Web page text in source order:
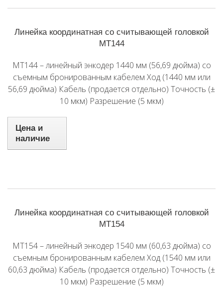
Линейка координатная со считывающей головкой
MT144
MT144 – линейный энкодер 1440 мм (56,69 дюйма) со
съемным бронированным кабелем Ход (1440 мм или
56,69 дюйма) Кабель (продается отдельно) Точность (±
10 мкм) Разрешение (5 мкм)
Цена и
наличие
Линейка координатная со считывающей головкой
MT154
MT154 – линейный энкодер 1540 мм (60,63 дюйма) со
съемным бронированным кабелем Ход (1540 мм или
60,63 дюйма) Кабель (продается отдельно) Точность (±
10 мкм) Разрешение (5 мкм)